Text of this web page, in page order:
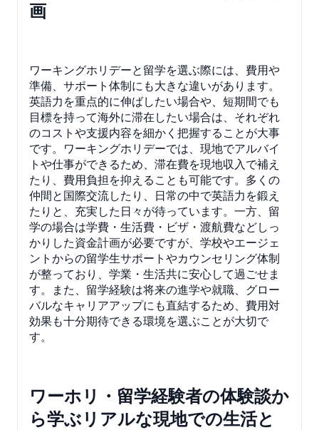
画
ワーキングホリデーと留学を選ぶ際には、費用や
準備、サポート体制にも大きな違いがあります。
英語力を重点的に伸ばしたい場合や、短期間でも
目標を持って海外に滞在したい場合は、それぞれ
のコストや支援内容を細かく把握することが大事
です。ワーキングホリデーでは、現地でアルバイ
トや仕事ができるため、滞在費を現地収入で補え
たり、費用負担を抑えることも可能です。多くの
仲間と国際交流したり、日常の中で英語力を鍛え
たりと、充実した日々が待っています。一方、留
学の場合は学費・生活費・ビザ・渡航費などしっ
かりした資金計画が必要ですが、学校やエージェ
ントからの留学生サポートやカウンセリング体制
が整っており、学業・生活共に安心して過ごせま
す。また、留学経験は将来の進学や就職、グロー
バルなキャリアアップにも直結するため、費用対
効果も十分期待できる環境を選ぶことが大切で
す。
ワーホリ・留学経験者の体験談か
ら学ぶリアルな現地での生活と